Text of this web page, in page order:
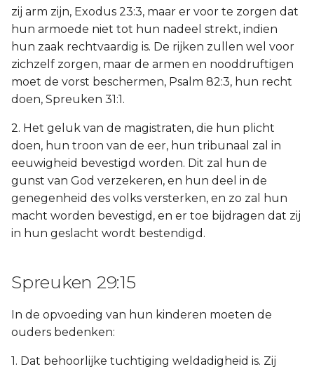
zij arm zijn, Exodus 23:3, maar er voor te zorgen dat
hun armoede niet tot hun nadeel strekt, indien
hun zaak rechtvaardig is. De rijken zullen wel voor
zichzelf zorgen, maar de armen en nooddruftigen
moet de vorst beschermen, Psalm 82:3, hun recht
doen, Spreuken 31:1.
2. Het geluk van de magistraten, die hun plicht
doen, hun troon van de eer, hun tribunaal zal in
eeuwigheid bevestigd worden. Dit zal hun de
gunst van God verzekeren, en hun deel in de
genegenheid des volks versterken, en zo zal hun
macht worden bevestigd, en er toe bijdragen dat zij
in hun geslacht wordt bestendigd.
Spreuken 29:15
In de opvoeding van hun kinderen moeten de
ouders bedenken:
1. Dat behoorlijke tuchtiging weldadigheid is. Zij